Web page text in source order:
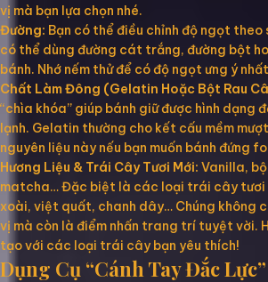
vị mà bạn lựa chọn nhé.
Đường: Bạn có thể điều chỉnh độ ngọt theo
có thể dùng đường cát trắng, đường bột
bánh. Nhớ nếm thử để có độ ngọt ưng ý
Chất Làm Đông (Gelatin Hoặc Bột Rau
“chìa khóa” giúp bánh giữ được hình dạng
lạnh. Gelatin thường cho kết cấu mềm
nguyên liệu này nếu bạn muốn bánh đứng
Hương Liệu & Trái Cây Tươi Mới: Vanilla,
matcha… Đặc biệt là các loại trái cây tươi
xoài, việt quất, chanh dây… Chúng không
vị mà còn là điểm nhấn trang trí tuyệt vời.
tạo với các loại trái cây bạn yêu thích!
Dụng Cụ “Cánh Tay Đắc